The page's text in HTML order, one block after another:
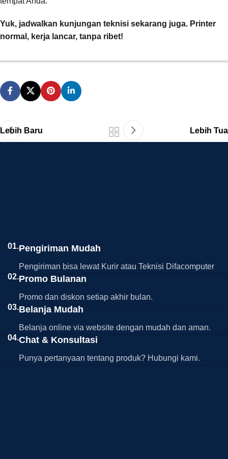
Yuk, jadwalkan kunjungan teknisi sekarang juga. Printer
normal, kerja lancar, tanpa ribet!
Lebih Baru Lebih Tua
01.Pengiriman Mudah
Pengiriman bisa lewat Kurir atau Teknisi Difacomputer
02.Promo Bulanan
Promo dan diskon setiap akhir bulan.
03.Belanja Mudah
Belanja online via website dengan mudah dan aman.
04.Chat & Konsultasi
Punya pertanyaan tentang produk? Hubungi kami.